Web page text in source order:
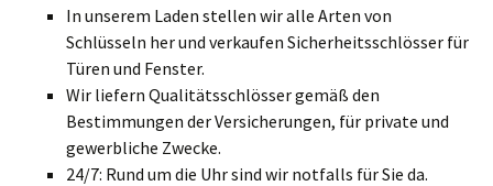
In unserem Laden stellen wir alle Arten von
Schlüsseln her und verkaufen Sicherheitsschlösser für
Türen und Fenster.
Wir liefern Qualitätsschlösser gemäß den
Bestimmungen der Versicherungen, für private und
gewerbliche Zwecke.
24/7: Rund um die Uhr sind wir notfalls für Sie da.